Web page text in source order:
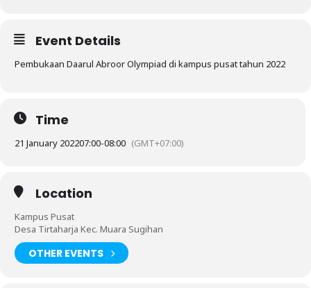
Event Details
Pembukaan Daarul Abroor Olympiad di kampus pusat tahun 2022
Time
21 January 202207:00-08:00 (GMT+07:00)
Location
Kampus Pusat
Desa Tirtaharja Kec. Muara Sugihan
OTHER EVENTS